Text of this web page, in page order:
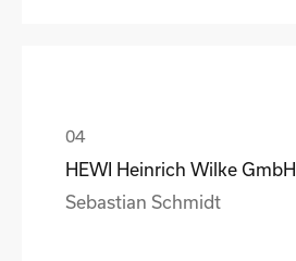
HEWI Heinrich Wilke GmbH
Sebastian Schmidt